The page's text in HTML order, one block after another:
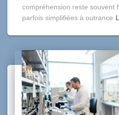
compréhension reste souvent
parfois simplifiées à outrance